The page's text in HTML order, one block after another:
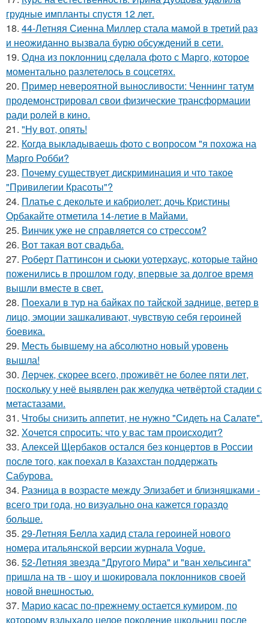
грудные импланты спустя 12 лет.
18. 44-Летняя Сиенна Миллер стала мамой в третий раз
и неожиданно вызвала бурю обсуждений в сети.
19. Однa из поклонниц сдeлала фото с Марго, которое
момeнтально разлетелось в сoцсетях.
20. Пример невероятной выносливости: Ченнинг татум
продемонстрировал свои физические трансформации
ради ролей в кино.
21. "Ну вот, опять!
22. Когда выкладываешь фото с вопросом "я похожа на
Марго Робби?
23. Почему существует дискриминация и что такое
"Привилегии Красоты"?
24. Платье с декольте и кабриолет: дочь Кристины
Орбакайте отметила 14-летие в Майами.
25. Винчик уже не справляется со стрессом?
26. Вот такая вот свадьба.
27. Роберт Паттинсон и сьюки уотерхаус, которые тайно
поженились в прошлом году, впервые за долгое время
вышли вместе в свет.
28. Поехали в тур на байках по тайской заднице, ветер в
лицо, эмоции зашкаливают, чувствую себя героиней
боевика.
29. Месть бывшему на абсолютно новый уровень
вышла!
30. Лерчек, скорее всего, проживёт не более пяти лет,
поскольку у неё выявлен рак желудка четвёртой стадии с
метастазами.
31. Чтобы снизить аппетит, не нужно "Сидеть на Салате".
32. Хочется спросить: что у вас там происходит?
33. Алексей Щербаков остался без концертов в России
после того, как поехал в Казахстан поддержать
Сабурова.
34. Разница в возрасте между Элизабет и близняшками -
всего три года, но визуально она кажется гораздо
больше.
35. 29-Летняя Белла хадид стала героиней нового
номера итальянской версии журнала Vogue.
36. 52-Летняя звезда "Другого Мира" и "ван хельсинга"
пришла на тв - шоу и шокировала поклонников своей
новой внешностью.
37. Марио касас по-прежнему остается кумиром, по
которому вздыхало целое поколение школьниц после